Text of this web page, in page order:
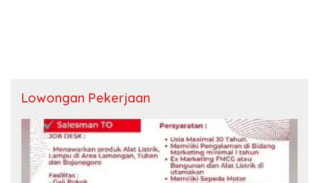
Lowongan Pekerjaan